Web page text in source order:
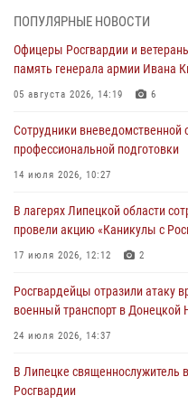
04 августа 2026, 09:05
Росгвардия обеспечила
Дня ВДВ в Липецке
03 августа 2026, 13:43
Росгвардейцы обеспечили
Толстовского района
03 августа 2026, 13:41
Росгвардия
(видео)
03 августа 2026, 13:39
ПОПУЛЯРНЫЕ НОВОСТИ
Офицеры Росгвардии и
память генерала армии Ивана
05 августа 2026, 14:19 6
Сотрудники вневедомственной
профессиональной подготовки
14 июля 2026, 10:27
В лагерях Липецкой области
провели акцию «Каникулы с
17 июля 2026, 12:12 2
Росгвардейцы отразили атаку
военный транспорт в Донецкой
24 июля 2026, 14:37
В Липецке священнослужитель
Росгвардии